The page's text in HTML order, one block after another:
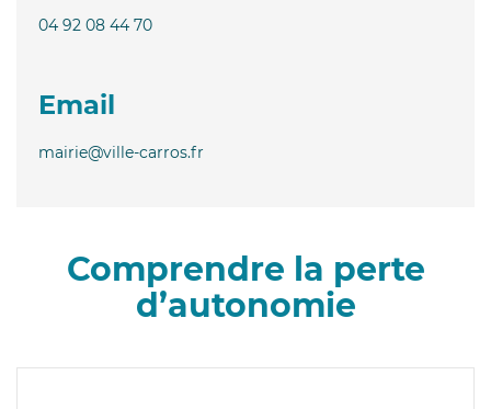
04 92 08 44 70
Email
mairie@ville-carros.fr
Comprendre la perte
d’autonomie